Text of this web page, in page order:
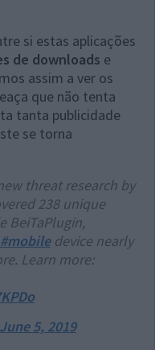
si estas aplicações
de downloads e
assim a ver os
que não tenta
tanta publicidade
se torna
threat research by
238 unique
BeiTaPlugin,
#mobiledevice nearly
Learn more:
June 5, 2019